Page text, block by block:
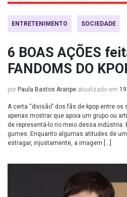
ENTRETENIMENTO SOCIEDADE
6 BOAS AÇÕES
FANDOMS DO
por Paula Bastos Araripe atualizado em
A certa “divisão” dos fãs de kpop entre
apenas mostrar que apoia um grupo ou
de representá-lo no meio dessa indústria.
gumes. Enquanto algumas atitudes de
estragar, injustamente, a imagem […]